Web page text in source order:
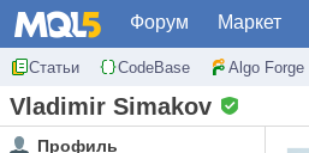
Форум Маркет
Статьи CodeBase Algo Forge
Vladimir Simakov
Профиль